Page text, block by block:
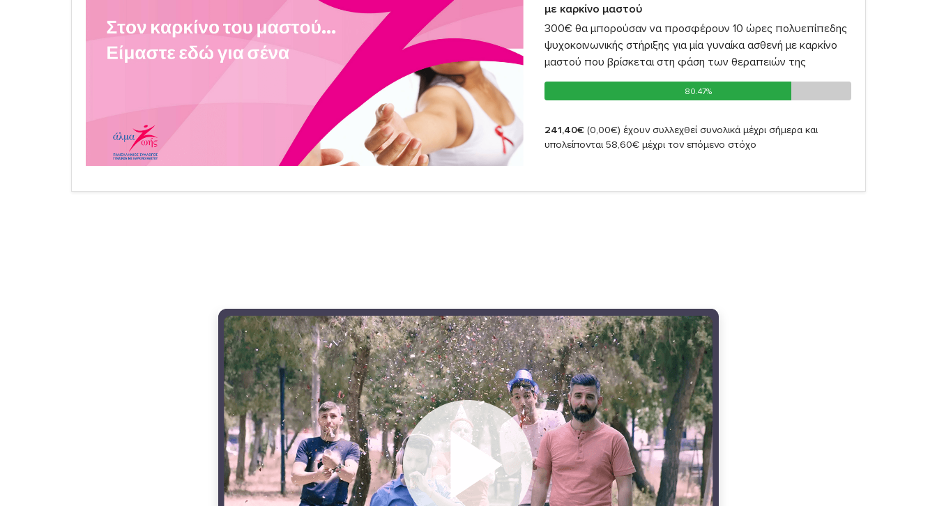
με καρκίνο μαστού
300€ θα μπορούσαν να προσφέρουν 10 ώρες πολυεπίπεδης
ψυχοκοινωνικής στήριξης για μία γυναίκα ασθενή με καρκίνο
μαστού που βρίσκεται στη φάση των θεραπειών της
80.47%
80.47%
241,40€ (0,00€) έχουν συλλεχθεί συνολικά μέχρι σήμερα και
υπολείπονται 58,60€ μέχρι τον επόμενο στόχο